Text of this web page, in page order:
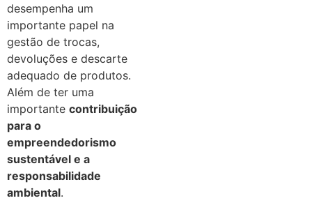
desempenha um
importante papel na
gestão de trocas,
devoluções e descarte
adequado de produtos.
Além de ter uma
importante contribuição
para o
empreendedorismo
sustentável e a
responsabilidade
ambiental.